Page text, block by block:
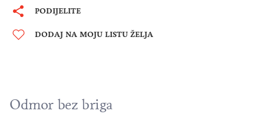
PODIJELITE
DODAJ NA MOJU LISTU ŽELJA
Odmor bez briga